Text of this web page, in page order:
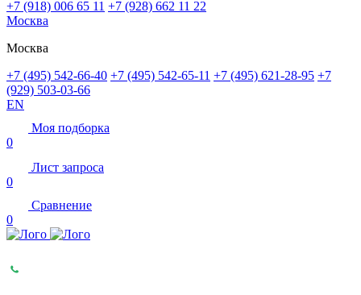
+7 (918) 006 65 11 +7 (928) 662 11 22
Москва
Москва
+7 (495) 542-66-40 +7 (495) 542-65-11 +7 (495) 621-28-95 +7
(929) 503-03-66
EN
Моя подборка
0
Лист запроса
0
Сравнение
0